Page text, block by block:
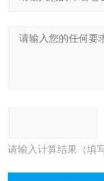
请输入计算结果（填